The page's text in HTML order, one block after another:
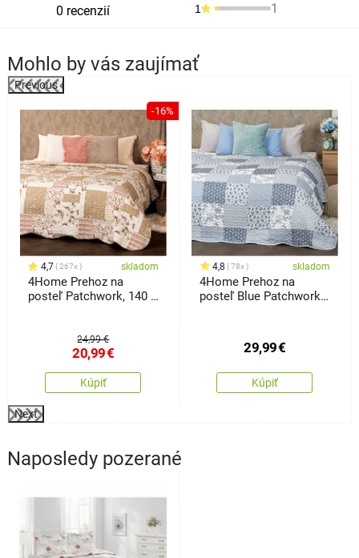
0 recenzií
1 1
Mohlo by vás zaujímať
Previous
-16%
4,7 267x skladom
4Home Prehoz na
posteľ Patchwork, 140 x
24,99 €
20,99€
Kúpiť
4,8 78x skladom
4Home Prehoz na
posteľ Blue Patchwork,
29,99€
Kúpiť
Next
Naposledy pozerané